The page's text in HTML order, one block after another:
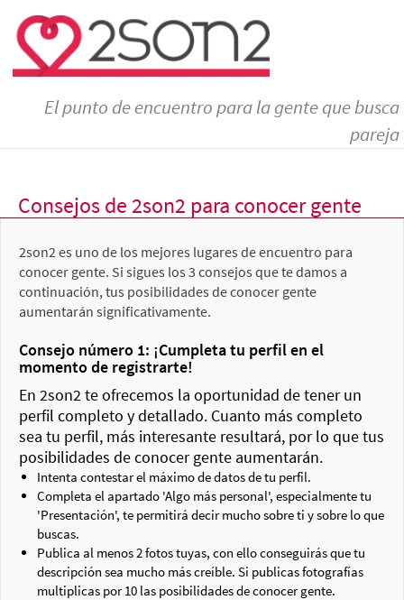
El punto de encuentro para la gente que busca
pareja
Consejos de 2son2 para conocer gente
2son2 es uno de los mejores lugares de encuentro para
conocer gente. Si sigues los 3 consejos que te damos a
continuación, tus posibilidades de conocer gente
aumentarán significativamente.
Consejo número 1: ¡Cumpleta tu perfil en el
momento de registrarte!
En 2son2 te ofrecemos la oportunidad de tener un
perfil completo y detallado. Cuanto más completo
sea tu perfil, más interesante resultará, por lo que tus
posibilidades de conocer gente aumentarán.
Intenta contestar el máximo de datos de tu perfil.
Completa el apartado 'Algo más personal', especialmente tu
'Presentación', te permitirá decir mucho sobre ti y sobre lo que
buscas.
Publica al menos 2 fotos tuyas, con ello conseguirás que tu
descripción sea mucho más creíble. Si publicas fotografías
multiplicas por 10 las posibilidades de conocer gente.